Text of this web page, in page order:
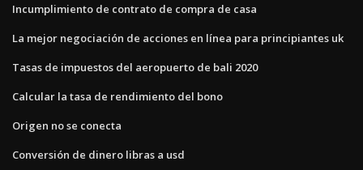
Incumplimiento de contrato de compra de casa
La mejor negociación de acciones en línea para principiantes uk
Tasas de impuestos del aeropuerto de bali 2020
Calcular la tasa de rendimiento del bono
Origen no se conecta
Conversión de dinero libras a usd